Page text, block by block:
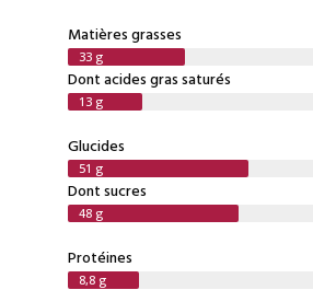
Matières grasses
33 g
Dont acides gras saturés
13 g
Glucides
51 g
Dont sucres
48 g
Protéines
8,8 g